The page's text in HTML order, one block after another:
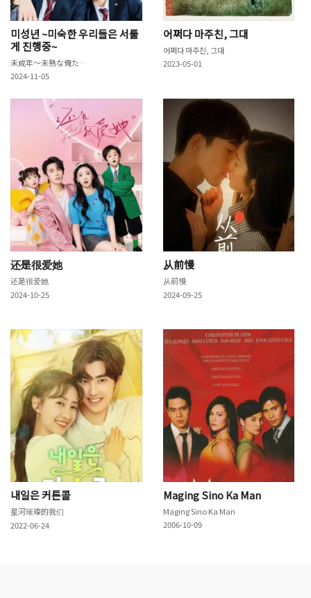
미성년 ~미숙한 우리들은 서툴
게 진행중~
未成年～未熟な俺たちは不器用に進行中～
2024-11-05
어쩌다 마주친, 그대
어쩌다 마주친, 그대
2023-05-01
还是很爱她
还是很爱她
2024-10-25
从前慢
从前慢
2024-09-25
내일은 커튼콜
星河璀璨的我们
2022-06-24
Maging Sino Ka Man
Maging Sino Ka Man
2006-10-09